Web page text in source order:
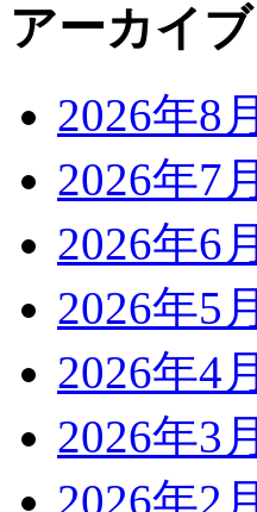
アーカイブ
2026年8月
2026年7月
2026年6月
2026年5月
2026年4月
2026年3月
2026年2月